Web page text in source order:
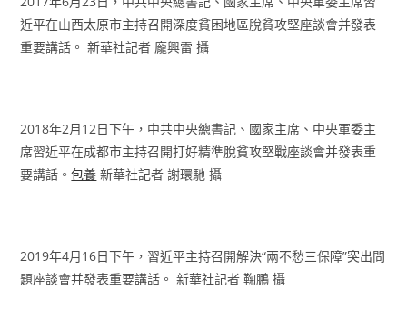
近平在山西太原市主持召開深度貧困地區脫貧攻堅座談會并發表
重要講話。 新華社記者 龐興雷 攝
2018年2月12日下午，中共中央總書記、國家主席、中央軍委主
席習近平在成都市主持召開打好精準脫貧攻堅戰座談會并發表重
要講話。包養 新華社記者 謝環馳 攝
2019年4月16日下午，習近平主持召開解決“兩不愁三保障”突出問
題座談會并發表重要講話。 新華社記者 鞠鵬 攝